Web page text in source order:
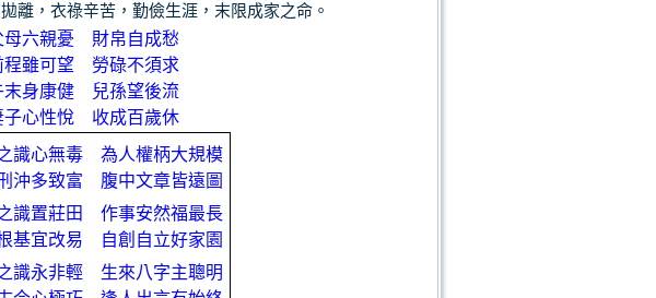
離，衣祿辛苦，勤儉生涯，末限成家之命。
母六親憂 財帛自成愁
程雖可望 勞碌不須求
末身康健 兒孫望後流
子心性悅 收成百歲休
識心無毒 為人權柄大規模
沖多致富 腹中文章皆遠圖
識置莊田 作事安然福最長
基宜改易 自創自立好家園
識永非輕 生來八字主聰明